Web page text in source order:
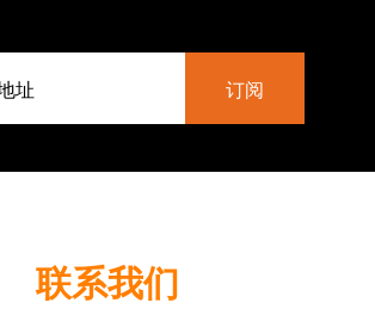
联系我们